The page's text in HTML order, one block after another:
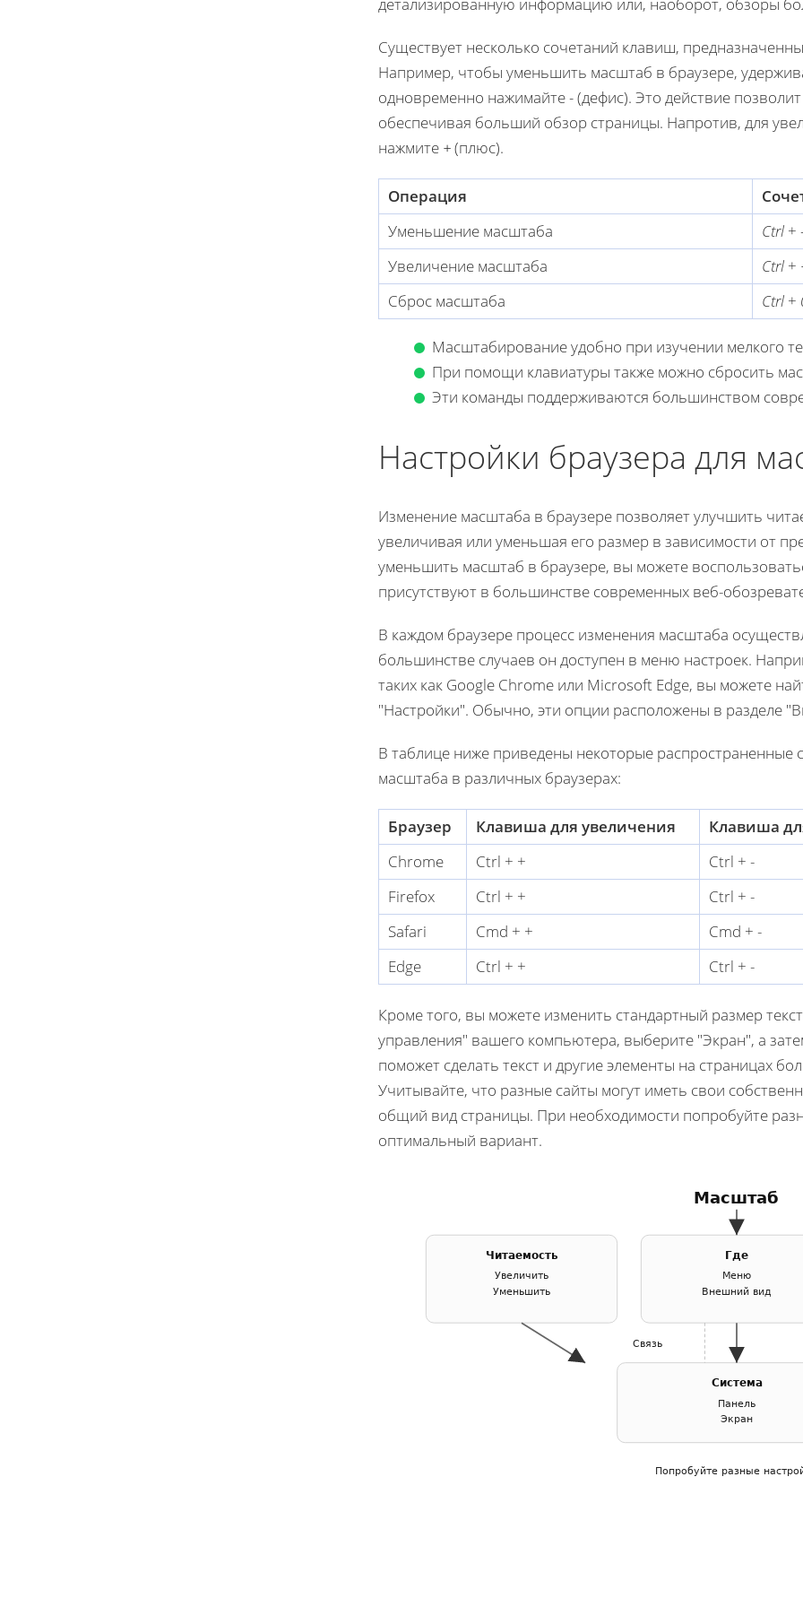
Существует несколько сочетаний клавиш,
Например, чтобы уменьшить масштаб в браузере,
одновременно нажимайте-(дефис). Это действие
обеспечивая больший обзор страницы. Напротив, для
нажмите +(плюс).
Операция
Уменьшение масштаба
Ctrl +
Увеличение масштаба
Ctrl +
Сброс масштаба
Ctrl +
Масштабирование удобно при изучении мелкого
При помощи клавиатуры также можно сбросить
Эти команды поддерживаются большинством
Настройки браузера для
Изменение масштаба в браузере позволяет улучшить
увеличивая или уменьшая его размер в зависимости от
уменьшить масштаб в браузере, вы можете
присутствуют в большинстве современных веб-
В каждом браузере процесс изменения масштаба
большинстве случаев он доступен в меню настроек.
таких как Google Chrome или Microsoft Edge, вы можете
"Настройки". Обычно, эти опции расположены в разделе
В таблице ниже приведены некоторые распространенные
масштаба в различных браузерах:
Браузер Клавиша для увеличения
Клавиша
Chrome
Ctrl + +
Ctrl + -
Firefox
Ctrl + +
Ctrl + -
Safari
Cmd + +
Cmd + -
Edge
Ctrl + + Ctrl + -
Кроме того, вы можете изменить стандартный размер
управления" вашего компьютера, выберите "Экран", а
поможет сделать текст и другие элементы на страницах
Учитывайте, что разные сайты могут иметь свои
общий вид страницы. При необходимости попробуйте
оптимальный вариант.
Масштаб
Читаемость
Увеличить
Уменьшить
Где
Меню
Внешний вид
Система
Панель
Экран
Связь
Попробуйте разные